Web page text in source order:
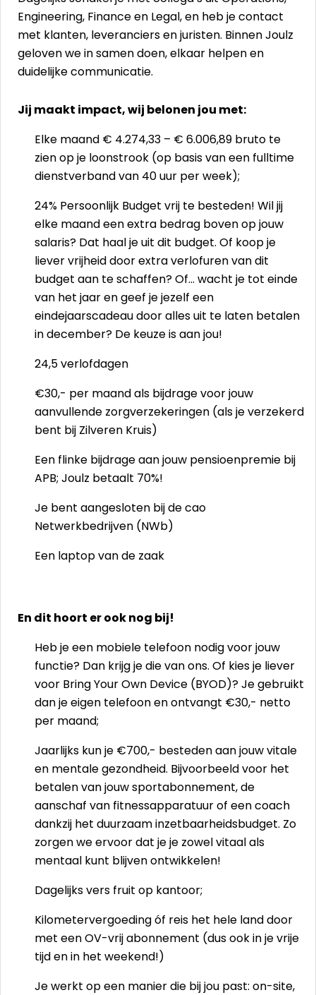
Engineering, Finance en Legal, en heb je contact
met klanten, leveranciers en juristen. Binnen Joulz
geloven we in samen doen, elkaar helpen en
duidelijke communicatie.
Jij maakt impact, wij belonen jou met:
Elke maand € 4.274,33 – € 6.006,89 bruto te
zien op je loonstrook (op basis van een fulltime
dienstverband van 40 uur per week);
24% Persoonlijk Budget vrij te besteden! Wil jij
elke maand een extra bedrag boven op jouw
salaris? Dat haal je uit dit budget. Of koop je
liever vrijheid door extra verlofuren van dit
budget aan te schaffen? Of… wacht je tot einde
van het jaar en geef je jezelf een
eindejaarscadeau door alles uit te laten betalen
in december? De keuze is aan jou!
24,5 verlofdagen
€30,- per maand als bijdrage voor jouw
aanvullende zorgverzekeringen (als je verzekerd
bent bij Zilveren Kruis)
Een flinke bijdrage aan jouw pensioenpremie bij
APB; Joulz betaalt 70%!
Je bent aangesloten bij de cao
Netwerkbedrijven (NWb)
Een laptop van de zaak
En dit hoort er ook nog bij!
Heb je een mobiele telefoon nodig voor jouw
functie? Dan krijg je die van ons. Of kies je liever
voor Bring Your Own Device (BYOD)? Je gebruikt
dan je eigen telefoon en ontvangt €30,- netto
per maand;
Jaarlijks kun je €700,- besteden aan jouw vitale
en mentale gezondheid. Bijvoorbeeld voor het
betalen van jouw sportabonnement, de
aanschaf van fitnessapparatuur of een coach
dankzij het duurzaam inzetbaarheidsbudget. Zo
zorgen we ervoor dat je je zowel vitaal als
mentaal kunt blijven ontwikkelen!
Dagelijks vers fruit op kantoor;
Kilometervergoeding óf reis het hele land door
met een OV-vrij abonnement (dus ook in je vrije
tijd en in het weekend!)
Je werkt op een manier die bij jou past: on-site,